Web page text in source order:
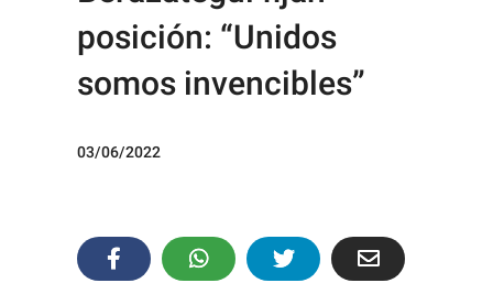
posición: “Unidos
somos invencibles”
03/06/2022